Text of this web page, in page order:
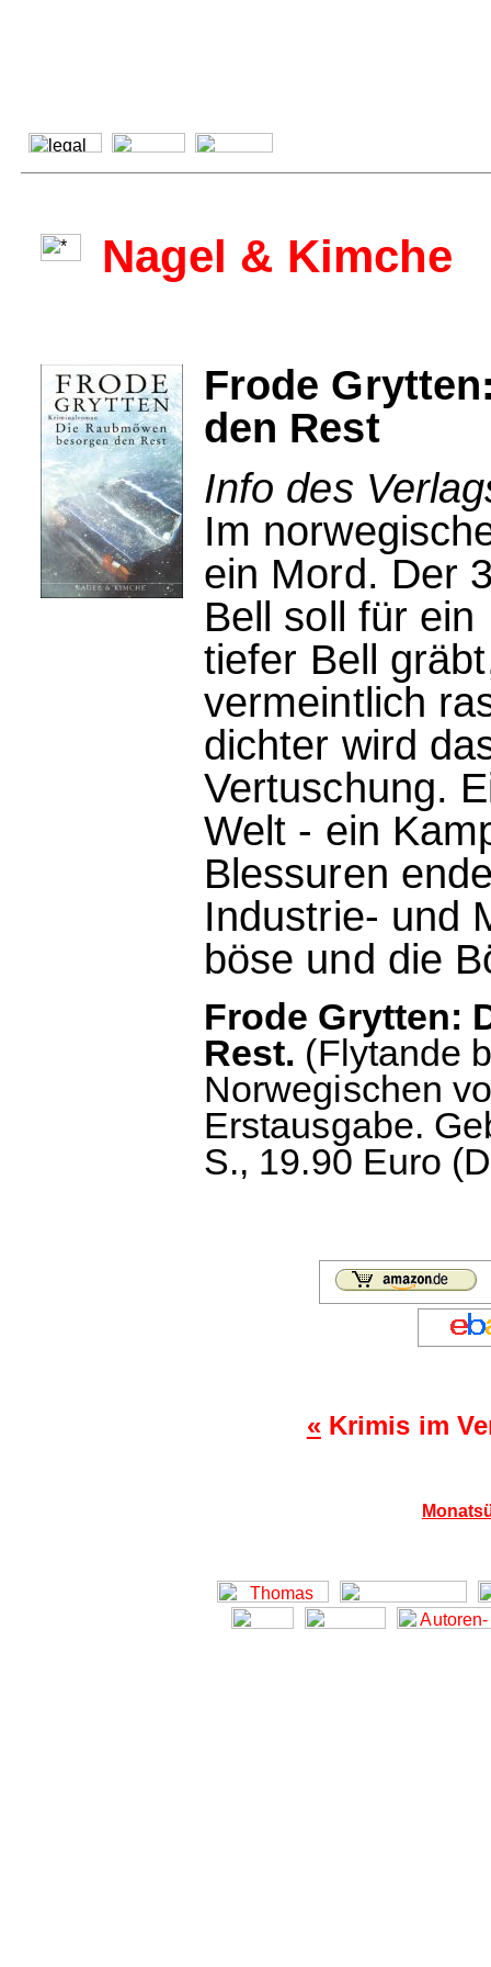
Nagel & Kimche
Frode
den Rest
Info des
Im
ein Mord. Der
Bell soll für
tiefer Bell
vermeintlich
dichter wird
Vertuschung.
Welt - ein
Blessuren
Industrie- und
böse und die
Frode Grytten:
Rest. (Flytande
Norwegischen
Erstausgabe.
S., 19.90 Euro
«Krimis im